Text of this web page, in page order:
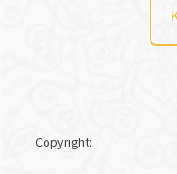
Copyright: